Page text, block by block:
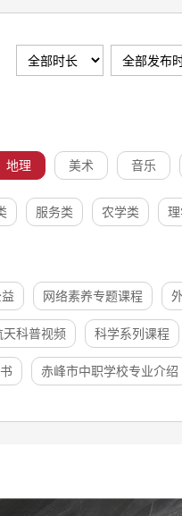
地理 美术 音乐
服务类 农学类
网络素养专题课程
天科普视频 科学系列课程
赤峰市中职学校专业介绍